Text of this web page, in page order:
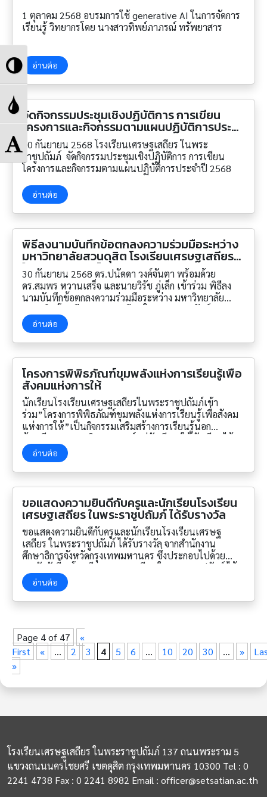
Toggle
High
Contrast
Toggle
Grayscale
Toggle
Font
size
1 ตุลาคม 2568 อบรมการใช้ generative AI ในการจัดการ
เรียนรู้ วิทยากรโดย นางสาวทิพย์ภาภรณ์ ทรัพยาสาร
อ่านต่อ
จัดกิจกรรม￼ประชุมเชิงปฏิบัติการ การเขียน
โครงการและกิจกรรมตามแผนปฏิบัติการประจำ
ปี 2568
30 กันยายน 2568 โรงเรียนเศรษฐเสถียร ในพระ
ราชูปถัมภ์ จัดกิจกรรม￼ประชุมเชิงปฏิบัติการ การเขียน
โครงการและกิจกรรมตามแผนปฏิบัติการประจำปี 2568
อ่านต่อ
พิธีลงนามบันทึกข้อตกลงความร่วมมือระหว่าง
มหาวิทยาลัยสวนดุสิต โรงเรียนเศรษฐเสถียร
ในพระราชูปถัมภ์
30 กันยายน 2568 ดร.ปนัดดา วงค์จันตา พร้อมด้วย
ดร.สมพร หวานเสร็จ และนายวิรัช ภู่เล็ก เข้าร่วม พิธีลง
นามบันทึกข้อตกลงความร่วมมือระหว่าง มหาวิทยาลัย
สวนดุสิต โรงเรียนเศรษฐเสถียร ในพระราชูปถัมภ์
โรงเรียนสารสาสน์วิเทศพัชรมณฑล โรงเรียนสตรีวัดระฆัง
โรงเรียนนวมินทราชินูทิศ สตรีวิทยา พุทธมณฑล โรงเรียน
มัธยมวัดหนองแขม และโรงเรียนศึกษานารีวิทยา ณ ห้อง
ประชุมสำนักงานมหาวิทยาลัยชั้น 5 อาคารสำนักงาน
มหาวิทยาลัย สวนดุสิต
อ่านต่อ
โครงการพิพิธภัณฑ์ขุมพลังแห่งการเรียนรู้เพื่อ
สังคมแห่งการให้
นักเรียนโรงเรียนเศรษฐเสถียรในพระราชูปถัมภ์เข้า
ร่วม”โครงการพิพิธภัณฑ์ขุมพลังแห่งการเรียนรู้เพื่อสังคม
แห่งการให้”เป็นกิจกรรมเสริมสร้างการเรียนรู้นอก
ห้องเรียนทางกายวิภาคศาสตร์แก่นักเรียน ให้นักเรียนได้
เรียนรู้เกี่ยวกับอวัยวะภายในของมนุษย์
อ่านต่อ
ขอแสดงความยินดีกับครูและนักเรียนโรงเรียน
เศรษฐเสถียร ในพระราชูปถัมภ์ ได้รับรางวัล
ขอแสดงความยินดีกับครูและนักเรียนโรงเรียนเศรษฐ
เสถียร ในพระราชูปถัมภ์ ได้รับรางวัล จากสำนักงาน
ศึกษาธิการจังหวัดกรุงเทพมหานคร ซึ่งประกอบไปด้วย
รางวัลดังนี้ 1.โรงเรียนเศรษฐเสถียร ในพระราชูปถัมภ์ ได้
รับโล่รางวัล “สถานศึกษาต้นแบบการพัฒนานวัตกรรมการ
ศึกษาในพื้นที่กรุงเทพมหานคร ประจำปีงบประมาณ พ.ศ.
2568” 2. นางสาวประพิณญา ทิพย์แสง ได้รับโล่รางวัลดี
Education “วิธีปฏิบัติที่ดี (Best Practice) การพัฒนา
นวัตกรรมทางการศึกษา ระดับจังหวัด ประจำปีงบประมาณ
พ.ศ. 2568” 3. นายจิรฐา ผองสูงเนิน ได้รับเกียรติบัตร
ประเภทนวัตกรรมพัฒนาทักษะที่เหมาะสมและจำเป็น วิธี
ศึกษา ระดับจังหวัด ประจำปีงบประมาณ พ.ศ. 2568” 4.
กับครูและนักเรียนโรงเรียนเศรษฐเสถียร ในพระราชูปถัมภ์
ได้รับรางวัล
อ่านต่อ
Page 4 of 47
«
First
« ... 2 3 4 5 6 ... 10 20 30 ... »
»
โรงเรียนเศรษฐเสถียร ในพระราชูปถัมภ์ 137 ถนนพระราม 5
แขวงถนนนครไชยศรี เขตดุสิต กรุงเทพมหานคร 10300 Tel : 0
2241 4738 Fax : 0 2241 8982 Email : officer@setsatian.ac.th